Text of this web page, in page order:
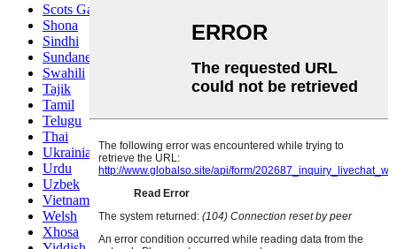
Scots Gaelic
Shona
Sindhi
Sundanese
Swahili
Tajik
Tamil
Telugu
Thai
Ukrainian
Urdu
Uzbek
Vietnamese
Welsh
Xhosa